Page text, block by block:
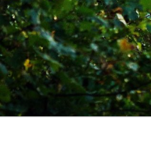
Zum
Inhalt
springen